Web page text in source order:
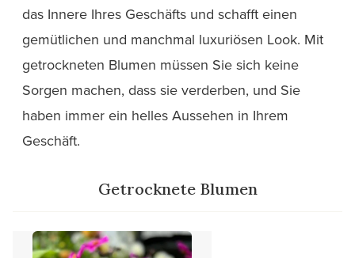
das Innere Ihres Geschäfts und schafft einen
gemütlichen und manchmal luxuriösen Look. Mit
getrockneten Blumen müssen Sie sich keine
Sorgen machen, dass sie verderben, und Sie
haben immer ein helles Aussehen in Ihrem
Geschäft.
Getrocknete Blumen